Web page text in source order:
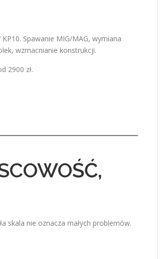
Spawanie MIG/MAG, wymiana
wzmacnianie konstrukcji.
2900 zł.
skala nie oznacza małych problemów.